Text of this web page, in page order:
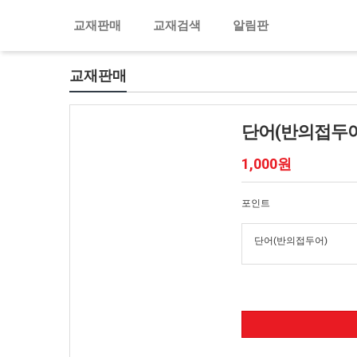
교재판매 교재검색 알림판
교재판매
단어(반의접두
1,000원
포인트
단어(반의접두어)